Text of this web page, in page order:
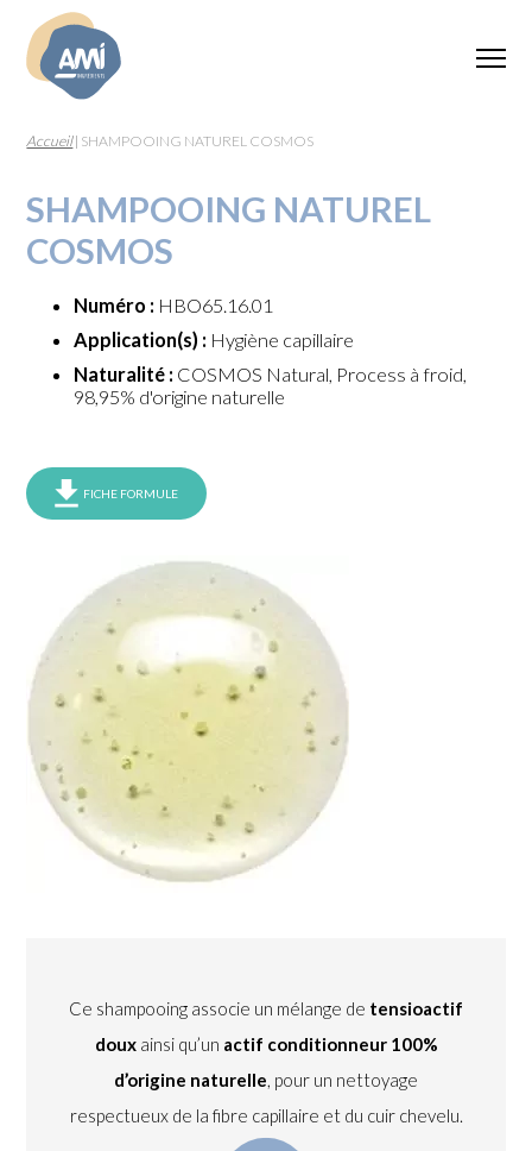
Accueil| SHAMPOOING NATUREL COSMOS
SHAMPOOING NATUREL
COSMOS
Numéro : HBO65.16.01
Application(s) : Hygiène capillaire
Naturalité : COSMOS Natural, Process à froid,
98,95% d'origine naturelle
FICHE FORMULE
Ce shampooing associe un mélange de tensioactif
douxainsi qu’un actif conditionneur 100%
d’origine naturelle, pour un nettoyage
respectueux de la fibre capillaire et du cuir chevelu.